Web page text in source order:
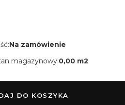
Na zamówienie
magazynowy:0,00 m2
DO KOSZYKA